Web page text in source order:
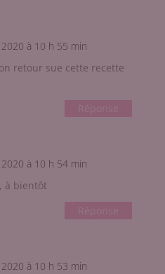
à 10 h 55 min
retour sue cette recette
Réponse
à 10 h 54 min
à bientôt
Réponse
à 10 h 53 min